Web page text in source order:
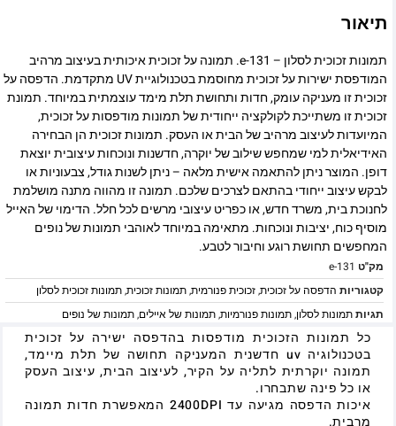
תיאור
תמונות זכוכית לסלון – e-131. תמונה על זכוכית איכותית בעיצוב מרהיב
המודפסת ישירות על זכוכית מחוסמת בטכנולוגיית UV מתקדמת. הדפסה על
זכוכית זו מעניקה עומק, חדות ותחושת תלת מימד עוצמתית במיוחד. תמונת
זכוכית זו משתייכת לקולקציה ייחודית של תמונות מודפסות על זכוכית,
המיועדות לעיצוב מרהיב של הבית או העסק. תמונות זכוכית הן הבחירה
האידיאלית למי שמחפש שילוב של יוקרה, חדשנות ונוכחות עיצובית יוצאת
דופן. המוצר ניתן להתאמה אישית מלאה – ניתן לשנות גודל, צבעוניות או
לבקש עיצוב ייחודי בהתאם לצרכים שלכם. תמונה זו מהווה מתנה מושלמת
לחנוכת בית, משרד חדש, או כפריט עיצובי מרשים לכל חלל. הדימוי של האייל
מוסיף כוח, יציבות ונוכחות. מתאימה במיוחד לאוהבי תמונות של נופים
המחפשים תחושת רוגע וחיבור לטבע.
מק"ט e-131
קטגוריות הדפסה על זכוכית,זכוכית פנורמית,תמונות זכוכית,תמונות זכוכית לסלון
תגיותתמונות לסלון,תמונות פנורמיות,תמונות של איילים,תמונות של נופים
כל תמונות הזכוכית מודפסות בהדפסה ישירה על זכוכית
בטכנולוגיה uv חדשנית המעניקה תחושה של תלת מיימד,
תמונה יוקרתית לתליה על הקיר, לעיצוב הבית, עיצוב העסק
או כל פינה שתבחרו.
איכות הדפסה מגיעה עד 2400DPI המאפשרת חדות תמונה